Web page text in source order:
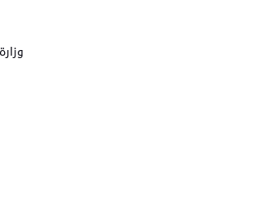
وزارة